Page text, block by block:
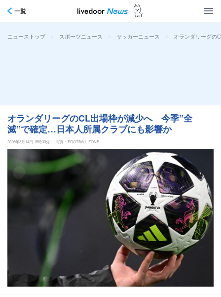
一覧
ニューストップ > スポーツニュース > サッカーニュース > オランダリーグの
オランダリーグのCL出場枠が減少へ 今季”全
滅”で確定…日本人所属クラブにも影響か
2026年3月14日 15時30分 写真：FOOTBALL ZONE